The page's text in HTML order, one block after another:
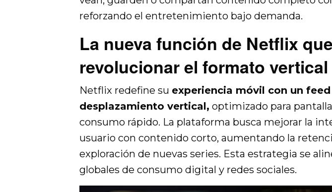
reforzando el entretenimiento bajo demanda.
La nueva función de Netflix
revolucionar el formato vertical
Netflix redefine su experiencia móvil con un
desplazamiento vertical, optimizado para
consumo rápido. La plataforma busca mejorar la
usuario con contenido corto, aumentando la
exploración de nuevas series. Esta estrategia se
globales de consumo digital y redes sociales.